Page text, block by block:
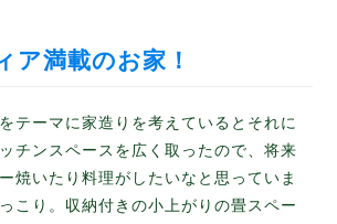
ア満載のお家！
テーマに家造りを考えているとそれに
チンスペースを広く取ったので、将来
焼いたり料理がしたいなと思っていま
こり。収納付きの小上がりの畳スペー